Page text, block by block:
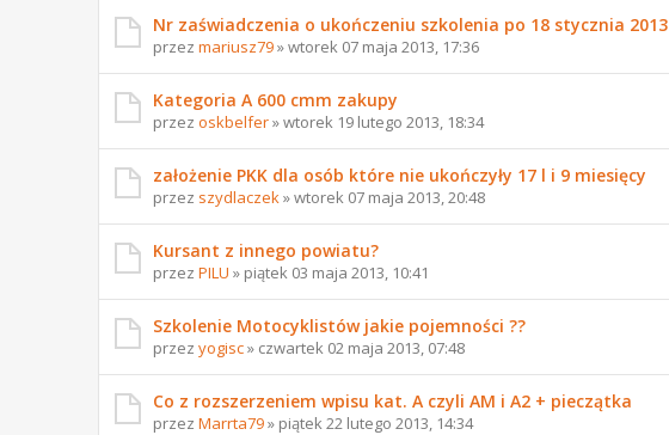
Nr zaświadczenia o ukończeniu szkolenia po 18 stycznia 2013
przez mariusz79» wtorek 07 maja 2013, 17:36
Kategoria A 600 cmm zakupy
przez oskbelfer» wtorek 19 lutego 2013, 18:34
założenie PKK dla osób które nie ukończyły 17 l i 9 miesięcy
przez szydlaczek » wtorek 07 maja 2013, 20:48
Kursant z innego powiatu?
przez PILU » piątek 03 maja 2013, 10:41
Szkolenie Motocyklistów jakie pojemności ??
przez yogisc» czwartek 02 maja 2013, 07:48
Co z rozszerzeniem wpisu kat. A czyli AM i A2 + pieczątka
przez Marrta79» piątek 22 lutego 2013, 14:34